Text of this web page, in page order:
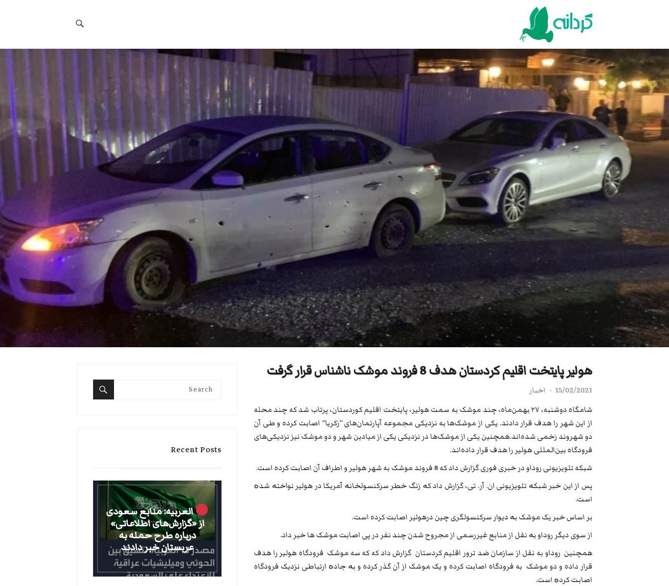
هولیر پایتخت اقلیم کردستان هدف 8 فروند موشک ناشناس قرار گرفت
15/02/2021
اخبار
شامگاه دوشنبه، ٢٧ بهمن‌ماه، چند موشک به سمت هولیر، پایتخت اقلیم کوردستان، پرتاب شد که چند محله
از این شهر را هدف قرار دادند. یکی از موشک‌ها به نزدیکی مجموعه آپارتمان‌های “زکریا” اصابت کرده و طی آن
دو شهروند زخمی شده‌اند.همچنین یکی از موشک‌ها در نزدیکی یکی از میادین شهر و دو موشک نیز نزدیکی‌های
فرودگاه بین‌المللی هولیر را هدف قرار داده‌اند.
شبکه تلویزیونی روداو در خبری فوری گزارش داد که 8 فروند موشک به شهر هولیر و اطراف آن اصابت کرده است.
پس از این خبر شبکە تلویزیونی ان. آر. تی، گزارش داد کە زنگ خطر سرکنسولخانە آمریکا در هولیر نواختە شدە
است.
بر اساس خبر یک موشک بە دیوار سرکنسولگری چین درهولیر اصابت کرده است.
از سوی دیگر روداو بە نقل از منابع غیررسمی از مجروح شدن چند نفر در پی اصابت موشک ها خبر داد.
همچنین روداو به نقل از سازمان ضد ترور اقلیم کردستان گزارش داد که که سه موشک فرودگاه هولیر را هدف
قرار داده و دو موشک به فرودگاه اصابت کرده و یک موشک از آن گذر کرده و بە جادە ارتباطی نزدیک فرودگاه
اصابت کردە است.
Search
Recent Posts
العربیه: منابع سعودی
از «گزارش‌های اطلاعاتی»
درباره طرح حمله به
عربستان خبر دادند